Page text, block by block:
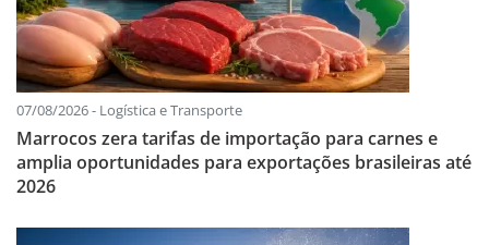
07/08/2026 - Logística e Transporte
Marrocos zera tarifas de importação para carnes e
amplia oportunidades para exportações brasileiras até
2026